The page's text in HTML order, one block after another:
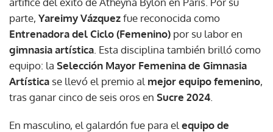
parte, Yareimy Vázquezfue reconocida como
Entrenadora del Ciclo (Femenino) por su labor en
gimnasia artística . Esta disciplina también brilló como
equipo: la Selección Mayor Femenina de Gimnasia
Artística se llevó el premio al mejor equipo femenino,
tras ganar cinco de seis oros en Sucre 2024
En masculino, el galardón fue para el equipo de